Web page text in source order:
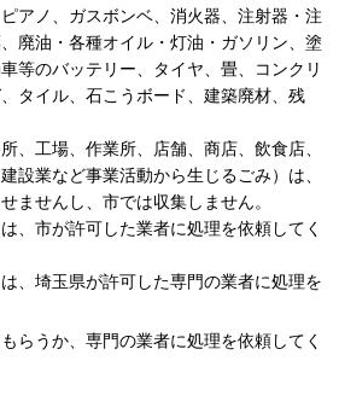
アノ、ガスボンベ、消火器、注射器・注
廃油・各種オイル・灯油・ガソリン、塗
等のバッテリー、タイヤ、畳、コンクリ
タイル、石こうボード、建築廃材、残
、工場、作業所、店舗、商店、飲食店、
設業など事業活動から生じるごみ）は、
ませんし、市では収集しません。
、市が許可した業者に処理を依頼してく
、埼玉県が許可した専門の業者に処理を
らうか、専門の業者に処理を依頼してく